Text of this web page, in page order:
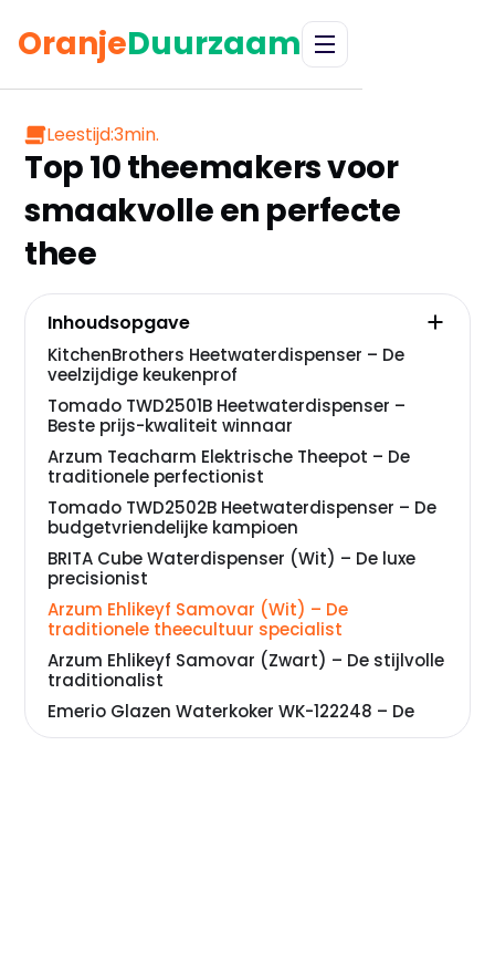
OranjeDuurzaam
Leestijd:3min.
Top 10 theemakers voor
smaakvolle en perfecte
thee
Inhoudsopgave
KitchenBrothers Heetwaterdispenser – De
veelzijdige keukenprof
Tomado TWD2501B Heetwaterdispenser –
Beste prijs-kwaliteit winnaar
Arzum Teacharm Elektrische Theepot – De
traditionele perfectionist
Tomado TWD2502B Heetwaterdispenser – De
budgetvriendelijke kampioen
BRITA Cube Waterdispenser (Wit) – De luxe
precisionist
Arzum Ehlikeyf Samovar (Wit) – De
traditionele theecultuur specialist
Arzum Ehlikeyf Samovar (Zwart) – De stijlvolle
traditionalist
Emerio Glazen Waterkoker WK-122248 – De